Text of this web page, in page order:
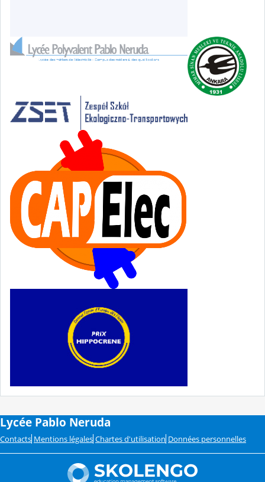
Lycée Pablo Neruda
Contacts Mentions légales Chartes d'utilisation Données personnelles